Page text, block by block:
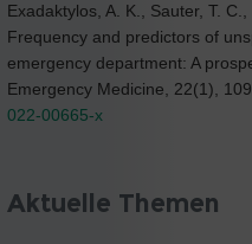
Exadaktylos, A. K., Sauter, T.
Frequency and predictors of
emergency department: A
Emergency Medicine, 22(1),
022-00665-x
Aktuelle Themen